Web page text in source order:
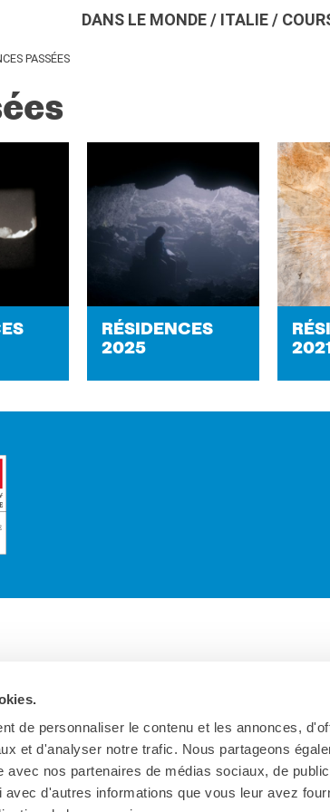
de personnaliser le contenu et les annonces,
et d'analyser notre trafic. Nous partageons
avec nos partenaires de médias sociaux, de
d'autres informations que vous leur avez
DANS LE MONDE/ ITALIE/
PASSÉES
RÉ­SI­DENCES
2025